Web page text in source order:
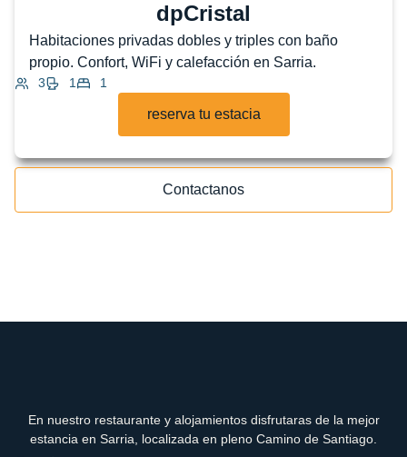
dpCristal
Habitaciones privadas dobles y triples con baño
propio. Confort, WiFi y calefacción en Sarria.
3 1 1
reserva tu estacia
Contactanos
En nuestro restaurante y alojamientos disfrutaras de la mejor
estancia en Sarria, localizada en pleno Camino de Santiago.